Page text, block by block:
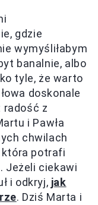
gdzie
wymyśliłabym
banalnie, albo
tyle, że warto
doskonale
radość z
i Pawła
chwilach
która potrafi
Jeżeli ciekawi
i odkryj, jak
. Dziś Marta i